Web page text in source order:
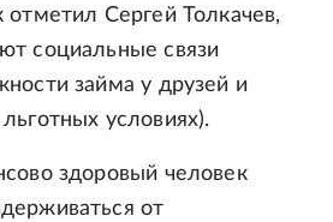
отметил Сергей Толкачев,
социальные связи
займа у друзей и
условиях).
здоровый человек
от